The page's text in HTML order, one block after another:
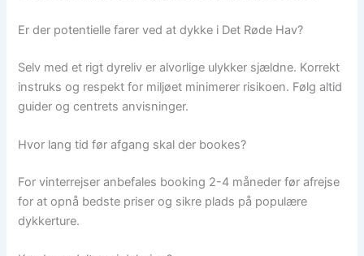
Er der potentielle farer ved at dykke i Det Røde Hav?
Selv med et rigt dyreliv er alvorlige ulykker sjældne. Korrekt
instruks og respekt for miljøet minimerer risikoen. Følg altid
guider og centrets anvisninger.
Hvor lang tid før afgang skal der bookes?
For vinterrejser anbefales booking 2-4 måneder før afrejse
for at opnå bedste priser og sikre plads på populære
dykkerture.